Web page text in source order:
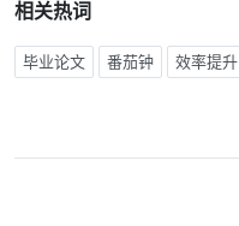
相关热词
毕业论文 番茄钟 效率提升